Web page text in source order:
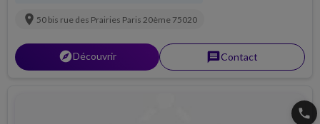
location_on 50 bis rue des Prairies Paris 20ème 75020
explorerDécouvrir messageContact
phone